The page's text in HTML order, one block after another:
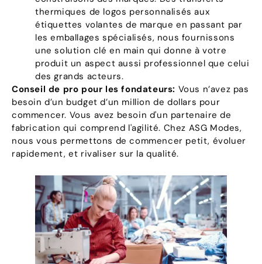
thermiques de logos personnalisés aux
étiquettes volantes de marque en passant par
les emballages spécialisés, nous fournissons
une solution clé en main qui donne à votre
produit un aspect aussi professionnel que celui
des grands acteurs.
Conseil de pro pour les fondateurs: Vous n’avez pas
besoin d’un budget d’un million de dollars pour
commencer. Vous avez besoin d'un partenaire de
fabrication qui comprend l'agilité. Chez ASG Modes,
nous vous permettons de commencer petit, évoluer
rapidement, et rivaliser sur la qualité.